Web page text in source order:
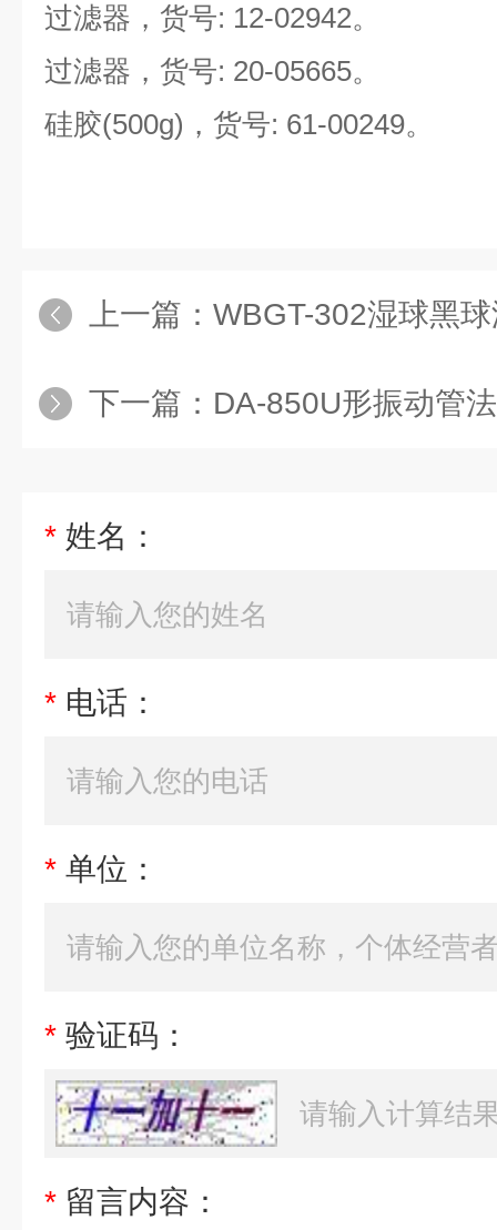
过滤器，货号: 12-02942。
过滤器，货号: 20-05665。
硅胶(500g)，货号: 61-00249。
上一篇： WBGT-302湿球黑球温
下一篇： DA-850U形振动管
* 姓名：
* 电话：
* 单位：
* 验证码：
* 留言内容：